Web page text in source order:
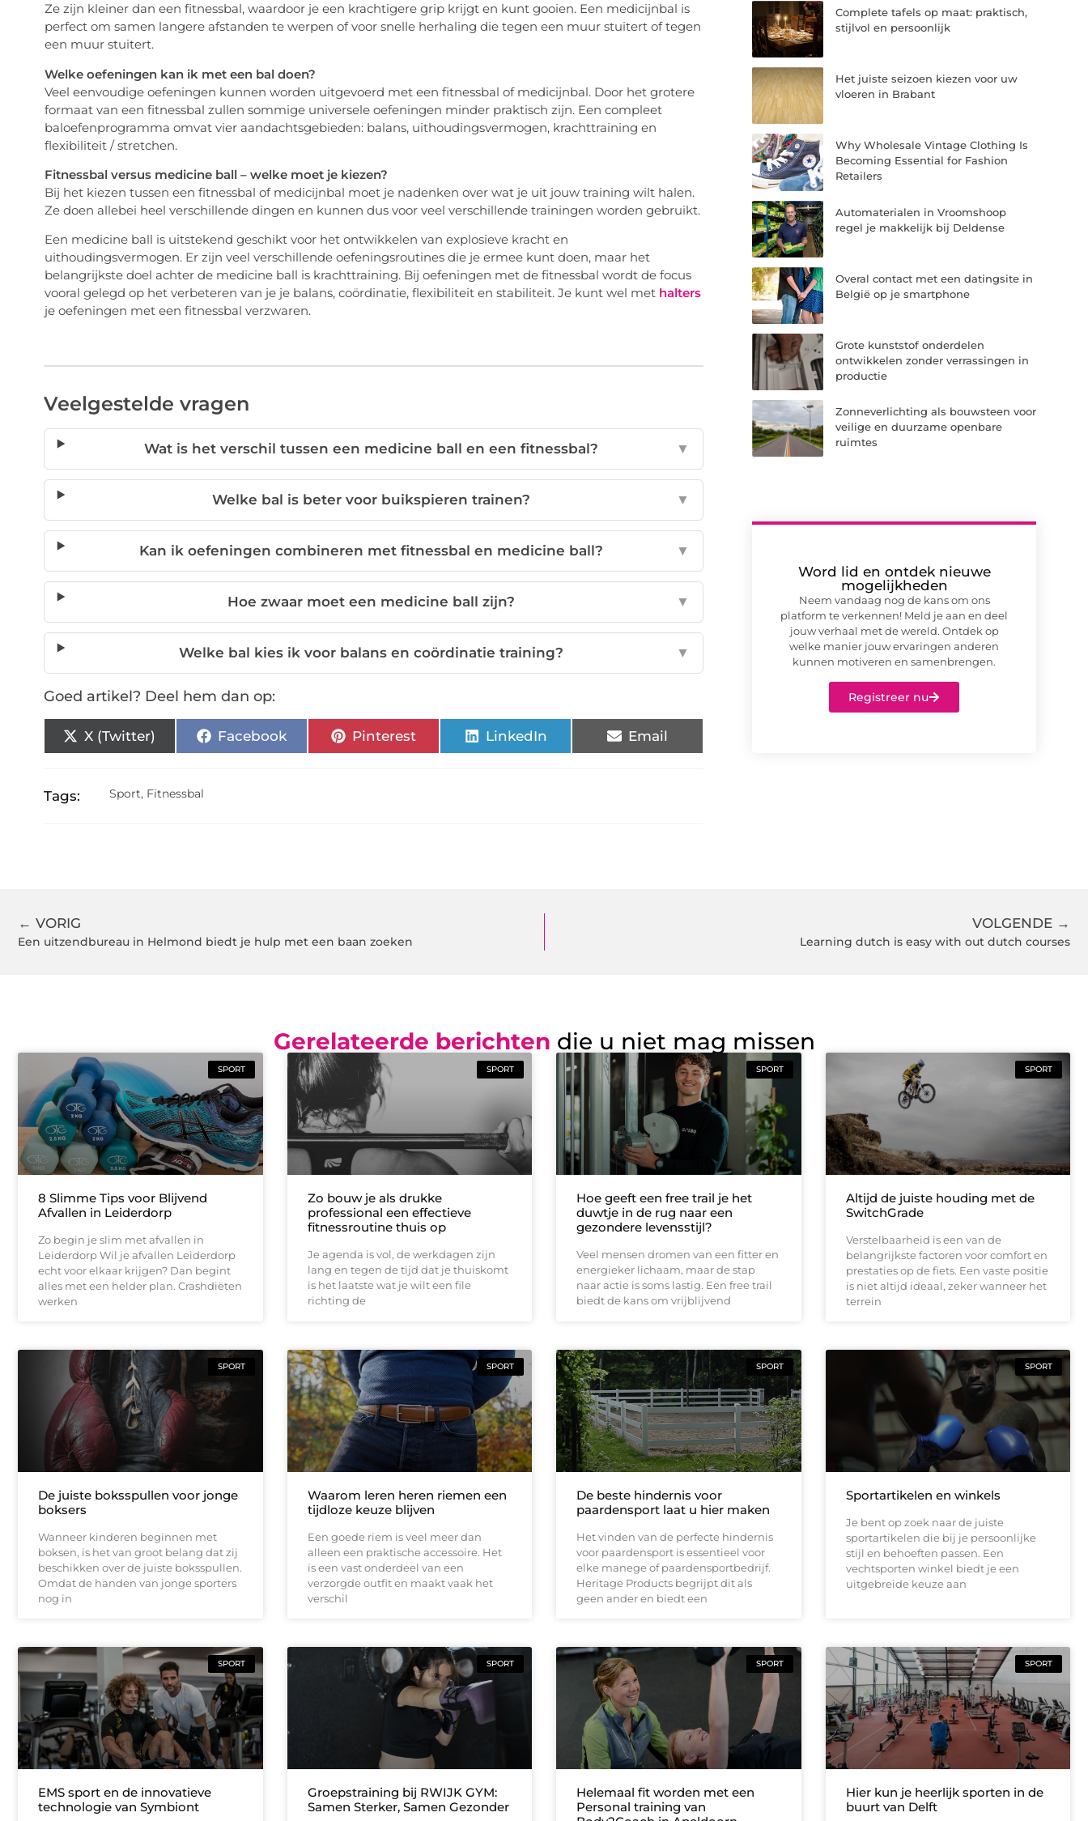
Ze zijn kleiner dan een fitnessbal, waardoor je een krachtigere grip krijgt en kunt gooien. Een medicijnbal is
perfect om samen langere afstanden te werpen of voor snelle herhaling die tegen een muur stuitert of tegen
een muur stuitert.
Welke oefeningen kan ik met een bal doen?
Veel eenvoudige oefeningen kunnen worden uitgevoerd met een fitnessbal of medicijnbal. Door het grotere
formaat van een fitnessbal zullen sommige universele oefeningen minder praktisch zijn. Een compleet
baloefenprogramma omvat vier aandachtsgebieden: balans, uithoudingsvermogen, krachttraining en
flexibiliteit / stretchen.
Fitnessbal versus medicine ball – welke moet je kiezen?
Bij het kiezen tussen een fitnessbal of medicijnbal moet je nadenken over wat je uit jouw training wilt halen.
Ze doen allebei heel verschillende dingen en kunnen dus voor veel verschillende trainingen worden gebruikt.
Een medicine ball is uitstekend geschikt voor het ontwikkelen van explosieve kracht en
uithoudingsvermogen. Er zijn veel verschillende oefeningsroutines die je ermee kunt doen, maar het
belangrijkste doel achter de medicine ball is krachttraining. Bij oefeningen met de fitnessbal wordt de focus
vooral gelegd op het verbeteren van je je balans, coördinatie, flexibiliteit en stabiliteit. Je kunt wel met halters
je oefeningen met een fitnessbal verzwaren.
Veelgestelde vragen
Wat is het verschil tussen een medicine ball en een fitnessbal? ▼
Welke bal is beter voor buikspieren trainen? ▼
Kan ik oefeningen combineren met fitnessbal en medicine ball? ▼
Hoe zwaar moet een medicine ball zijn? ▼
Welke bal kies ik voor balans en coördinatie training? ▼
Goed artikel? Deel hem dan op:
X (Twitter) Facebook Pinterest LinkedIn Email
Tags: Sport, Fitnessbal
Complete tafels op maat: praktisch,
stijlvol en persoonlijk
Het juiste seizoen kiezen voor uw
vloeren in Brabant
Why Wholesale Vintage Clothing Is
Becoming Essential for Fashion
Retailers
Automaterialen in Vroomshoop
regel je makkelijk bij Deldense
Overal contact met een datingsite in
België op je smartphone
Grote kunststof onderdelen
ontwikkelen zonder verrassingen in
productie
Zonneverlichting als bouwsteen voor
veilige en duurzame openbare
ruimtes
Word lid en ontdek nieuwe
mogelijkheden
Neem vandaag nog de kans om ons
platform te verkennen! Meld je aan en deel
jouw verhaal met de wereld. Ontdek op
welke manier jouw ervaringen anderen
kunnen motiveren en samenbrengen.
Registreer nu
← VORIG
Een uitzendbureau in Helmond biedt je hulp met een baan zoeken
VOLGENDE →
Learning dutch is easy with out dutch courses
Gerelateerde berichten die u niet mag missen
SPORT
8 Slimme Tips voor Blijvend
Afvallen in Leiderdorp
Zo begin je slim met afvallen in
Leiderdorp Wil je afvallen Leiderdorp
echt voor elkaar krijgen? Dan begint
alles met een helder plan. Crashdiëten
werken
SPORT
Zo bouw je als drukke
professional een effectieve
fitnessroutine thuis op
Je agenda is vol, de werkdagen zijn
lang en tegen de tijd dat je thuiskomt
is het laatste wat je wilt een file
richting de
SPORT
Hoe geeft een free trail je het
duwtje in de rug naar een
gezondere levensstijl?
Veel mensen dromen van een fitter en
energieker lichaam, maar de stap
naar actie is soms lastig. Een free trail
biedt de kans om vrijblijvend
SPORT
Altijd de juiste houding met de
SwitchGrade
Verstelbaarheid is een van de
belangrijkste factoren voor comfort en
prestaties op de fiets. Een vaste positie
is niet altijd ideaal, zeker wanneer het
terrein
SPORT
De juiste boksspullen voor jonge
boksers
Wanneer kinderen beginnen met
boksen, is het van groot belang dat zij
beschikken over de juiste boksspullen.
Omdat de handen van jonge sporters
nog in
SPORT
Waarom leren heren riemen een
tijdloze keuze blijven
Een goede riem is veel meer dan
alleen een praktische accessoire. Het
is een vast onderdeel van een
verzorgde outfit en maakt vaak het
verschil
SPORT
De beste hindernis voor
paardensport laat u hier maken
Het vinden van de perfecte hindernis
voor paardensport is essentieel voor
elke manege of paardensportbedrijf.
Heritage Products begrijpt dit als
geen ander en biedt een
SPORT
Sportartikelen en winkels
Je bent op zoek naar de juiste
sportartikelen die bij je persoonlijke
stijl en behoeften passen. Een
vechtsporten winkel biedt je een
uitgebreide keuze aan
SPORT
EMS sport en de innovatieve
technologie van Symbiont
SPORT
Groepstraining bij RWIJK GYM:
Samen Sterker, Samen Gezonder
SPORT
Helemaal fit worden met een
Personal training van
SPORT
Hier kun je heerlijk sporten in de
buurt van Delft